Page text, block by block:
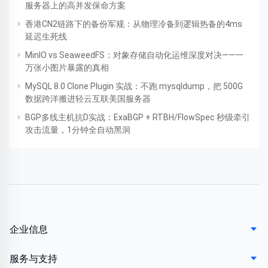
服务器上的高并发保命方案
香港CN2链路下的备份军规：从物理冷备到逻辑热备的4ms
延迟生死线
MinIO vs SeaweedFS：对象存储自动化运维深度对决——一
万张小图片暴露的真相
MySQL 8.0 Clone Plugin 实战：不跑 mysqldump，把 500G
数据跨洋搬进轻云互联美国服务器
BGP多线主机抗D实战：ExaBGP + RTBH/FlowSpec 秒级牵引
攻击流量，1分钟全自动黑洞
企业信息
服务与支持